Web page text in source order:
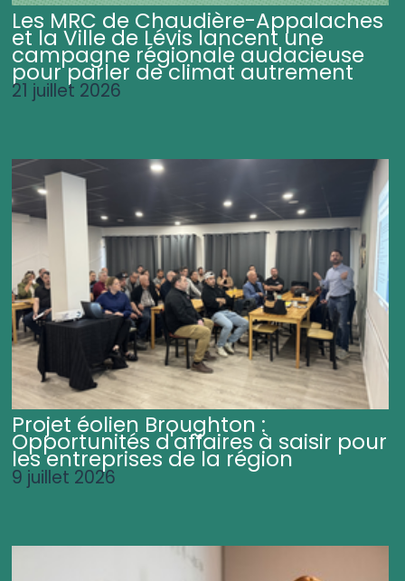
Les MRC de Chaudière-Appalaches
et la Ville de Lévis lancent une
campagne régionale audacieuse
pour parler de climat autrement
21 juillet 2026
Projet éolien Broughton :
Opportunités d'affaires à saisir pour
les entreprises de la région
9 juillet 2026